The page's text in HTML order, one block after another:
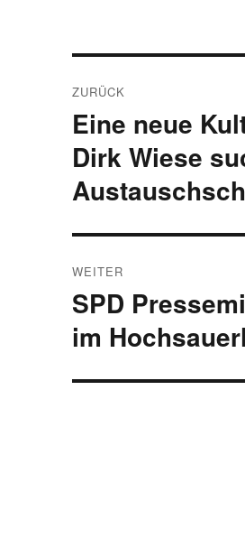
ZURÜCK
Vorheriger
Beitrag:
Eine neue
Dirk Wiese
WEITER
Nächster
Beitrag:
SPD
im